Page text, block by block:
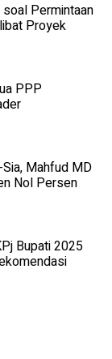
Permintaan
Proyek
PPP
Mahfud MD
Nol Persen
Bupati 2025